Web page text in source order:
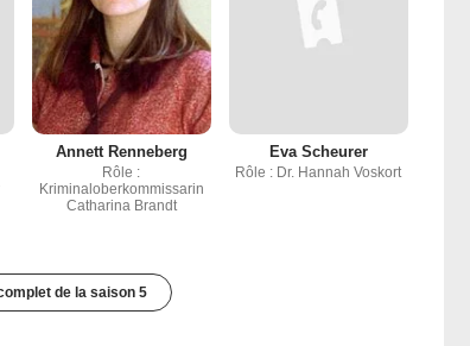
Annett Renneberg
Rôle :
Kriminaloberkommissarin
Catharina Brandt
Eva Scheurer
Rôle : Dr. Hannah Voskort
de la saison 5